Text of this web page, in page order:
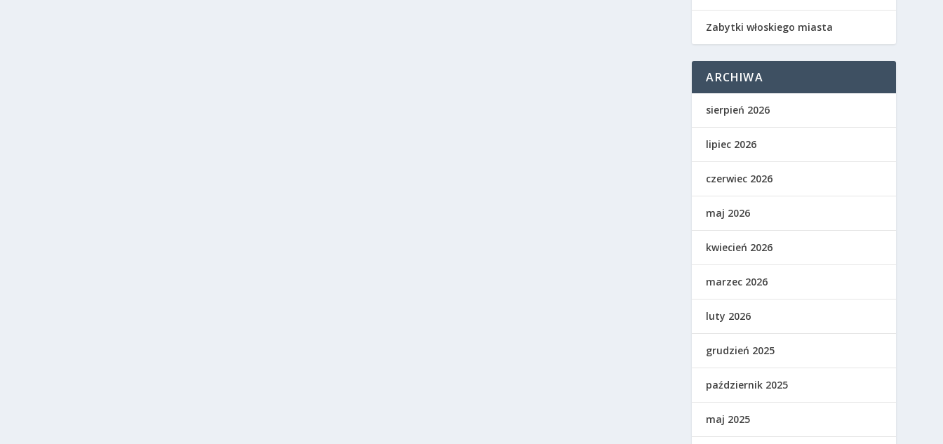
Zabytki włoskiego miasta
ARCHIWA
sierpień 2026
lipiec 2026
czerwiec 2026
maj 2026
kwiecień 2026
marzec 2026
luty 2026
grudzień 2025
październik 2025
maj 2025